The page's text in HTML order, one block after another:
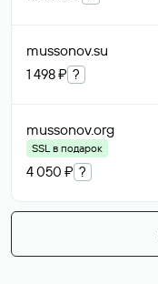
mussonov.su
1 498 ₽ ?
mussonov.org
SSL в подарок
4 050 ₽ ?